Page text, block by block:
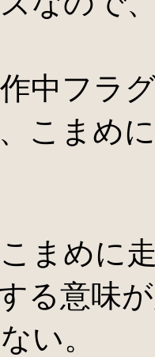
中フラ
こまめ
まめに
る意味
い。